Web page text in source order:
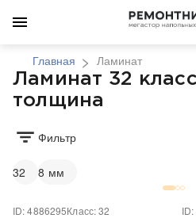
Главная Ламинат
Ламинат 32
толщина
Фильтр
32
8 мм
ID: 4886295Класс: 32